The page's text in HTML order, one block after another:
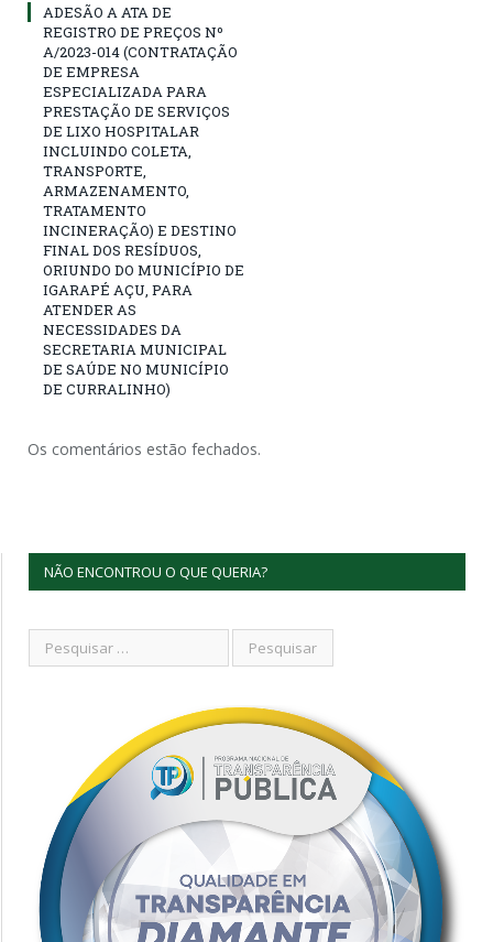
ADESÃO A ATA DE
REGISTRO DE PREÇOS Nº
A/2023-014 (CONTRATAÇÃO
DE EMPRESA
ESPECIALIZADA PARA
PRESTAÇÃO DE SERVIÇOS
DE LIXO HOSPITALAR
INCLUINDO COLETA,
TRANSPORTE,
ARMAZENAMENTO,
TRATAMENTO
INCINERAÇÃO) E DESTINO
FINAL DOS RESÍDUOS,
ORIUNDO DO MUNICÍPIO DE
IGARAPÉ AÇU, PARA
ATENDER AS
NECESSIDADES DA
SECRETARIA MUNICIPAL
DE SAÚDE NO MUNICÍPIO
DE CURRALINHO)
Os comentários estão fechados.
NÃO ENCONTROU O QUE QUERIA?